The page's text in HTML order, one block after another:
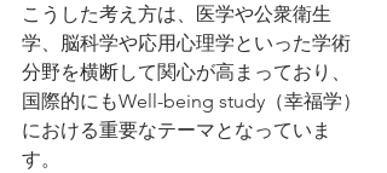
こうした考え方は、医学や公衆衛生
学、脳科学や応用心理学といった学術
分野を横断して関心が高まっており、
国際的にもWell-being study（幸福学）
における重要なテーマとなっていま
す。